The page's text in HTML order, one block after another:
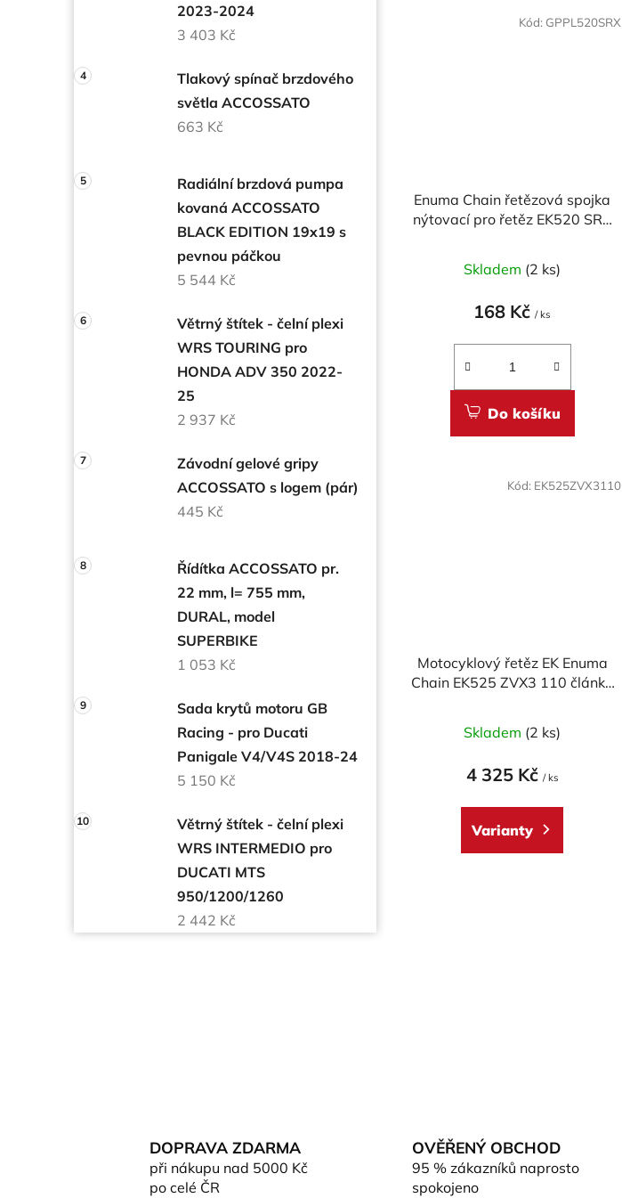
2023-2024
3 403 Kč
Tlakový spínač brzdového
světla ACCOSSATO
663 Kč
Radiální brzdová pumpa
kovaná ACCOSSATO
BLACK EDITION 19x19 s
pevnou páčkou
5 544 Kč
Větrný štítek - čelní plexi
WRS TOURING pro
HONDA ADV 350 2022-
25
2 937 Kč
Závodní gelové gripy
ACCOSSATO s logem (pár)
445 Kč
Řídítka ACCOSSATO pr.
22 mm, l= 755 mm,
DURAL, model
SUPERBIKE
1 053 Kč
Sada krytů motoru GB
Racing - pro Ducati
Panigale V4/V4S 2018-24
5 150 Kč
Větrný štítek - čelní plexi
WRS INTERMEDIO pro
DUCATI MTS
950/1200/1260
2 442 Kč
Enuma Chain řetězová spojka
nýtovací pro řetěz EK520 SRX
Skladem (2 ks)
168 Kč/ ks
Do košíku
Kód: GPPL520SRX
Motocyklový řetěz EK Enuma
Chain EK525 ZVX3 110 článků
Skladem (2 ks)
4 325 Kč / ks
Varianty
Kód: EK525ZVX3110
DOPRAVA ZDARMA
při nákupu nad 5000 Kč
po celé ČR
OVĚŘENÝ OBCHOD
95 % zákazníků naprosto
spokojeno